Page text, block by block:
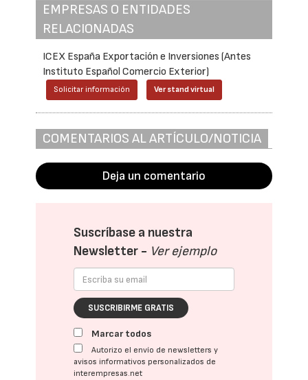
EMPRESAS O ENTIDADES
RELACIONADAS
ICEX España Exportación e Inversiones (Antes
Instituto Español Comercio Exterior)
Solicitar información Ver stand virtual
COMENTARIOS AL ARTÍCULO/NOTICIA
Deja un comentario
Suscríbase a nuestra
Newsletter - Ver ejemplo
SUSCRIBIRME GRATIS
Marcar todos
Autorizo el envío de newsletters y
avisos informativos personalizados de
interempresas.net